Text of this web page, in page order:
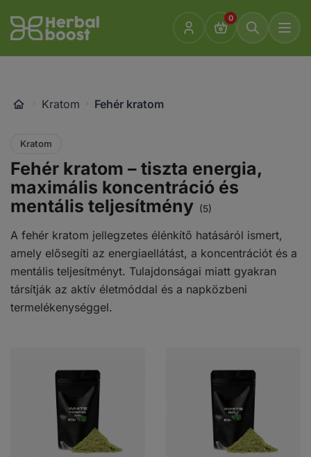
tartalomra
Go
to
0
Kratom Fehér kratom
Kratom
Fehér kratom – tiszta energia,
maximális koncentráció és
mentális teljesítmény (5)
A fehér kratom jellegzetes élénkítő hatásáról ismert,
amely elősegíti az energiaellátást, a koncentrációt és a
mentális teljesítményt. Tulajdonságai miatt gyakran
társítják az aktív életmóddal és a napközbeni
termelékenységgel.